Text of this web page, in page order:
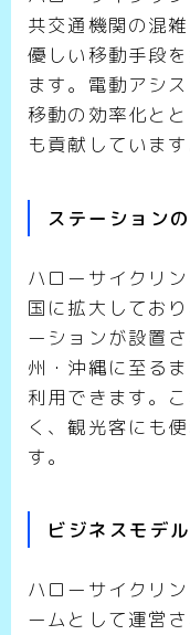
共交通機関の混
優しい移動手段
ます。電動アシ
移動の効率化と
も貢献しています
ステーション
ハローサイクリ
国に拡大してお
ーションが設置
州・沖縄に至る
利用できます。
く、観光客にも
す。
ビジネスモデ
ハローサイクリ
ームとして運営